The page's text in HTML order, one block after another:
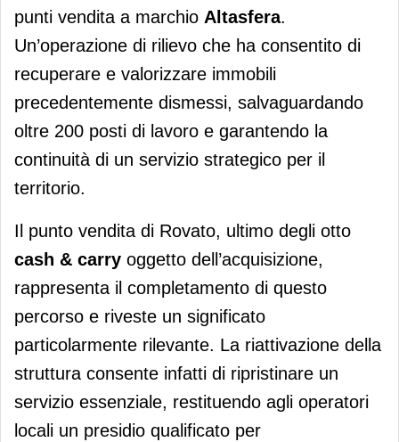
punti vendita a marchio Altasfera.
Un’operazione di rilievo che ha consentito di
recuperare e valorizzare immobili
precedentemente dismessi, salvaguardando
oltre 200 posti di lavoro e garantendo la
continuità di un servizio strategico per il
territorio.
Il punto vendita di Rovato, ultimo degli otto
cash & carry oggetto dell’acquisizione,
rappresenta il completamento di questo
percorso e riveste un significato
particolarmente rilevante. La riattivazione della
struttura consente infatti di ripristinare un
servizio essenziale, restituendo agli operatori
locali un presidio qualificato per